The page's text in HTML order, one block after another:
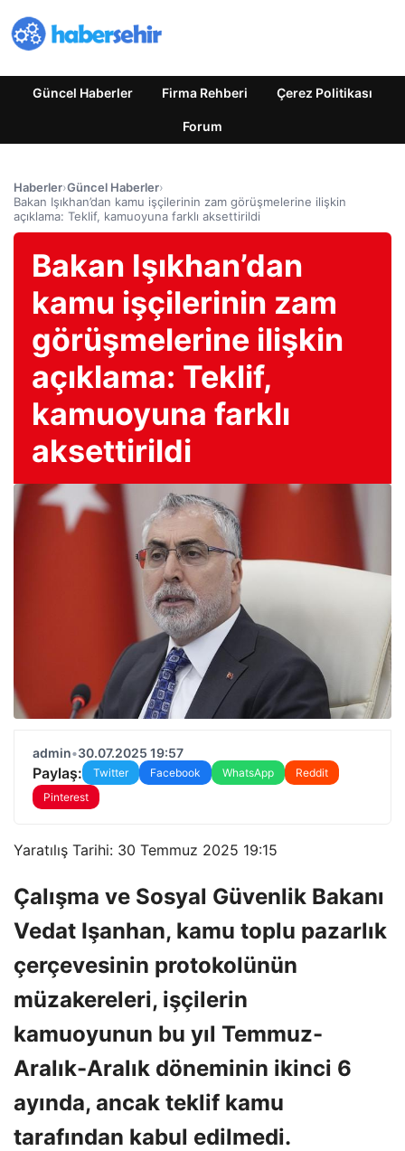
Güncel Haberler Firma Rehberi Çerez Politikası
Forum
Haberler›Güncel Haberler›
Bakan Işıkhan’dan kamu işçilerinin zam görüşmelerine ilişkin
açıklama: Teklif, kamuoyuna farklı aksettirildi
Bakan Işıkhan’dan
kamu işçilerinin zam
görüşmelerine ilişkin
açıklama: Teklif,
kamuoyuna farklı
aksettirildi
admin•30.07.2025 19:57
Paylaş: Twitter Facebook WhatsApp
Reddit
Pinterest
Yaratılış Tarihi: 30 Temmuz 2025 19:15
Çalışma ve Sosyal Güvenlik Bakanı
Vedat Işanhan, kamu toplu pazarlık
çerçevesinin protokolünün
müzakereleri, işçilerin
kamuoyunun bu yıl Temmuz-
Aralık-Aralık döneminin ikinci 6
ayında, ancak teklif kamu
tarafından kabul edilmedi.